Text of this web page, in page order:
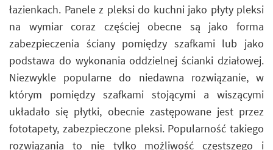
łazienkach. Panele z pleksi do kuchni jako płyty pleksi
na wymiar coraz częściej obecne są jako forma
zabezpieczenia ściany pomiędzy szafkami lub jako
podstawa do wykonania oddzielnej ścianki działowej.
Niezwykle popularne do niedawna rozwiązanie, w
którym pomiędzy szafkami stojącymi a wiszącymi
układało się płytki, obecnie zastępowane jest przez
fototapety, zabezpieczone pleksi. Popularność takiego
rozwiązania to nie tylko możliwość częstszego i